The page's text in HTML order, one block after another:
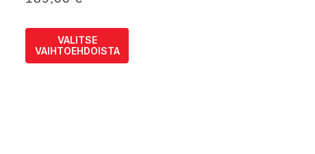
VALITSE
VAIHTOEHDOISTA